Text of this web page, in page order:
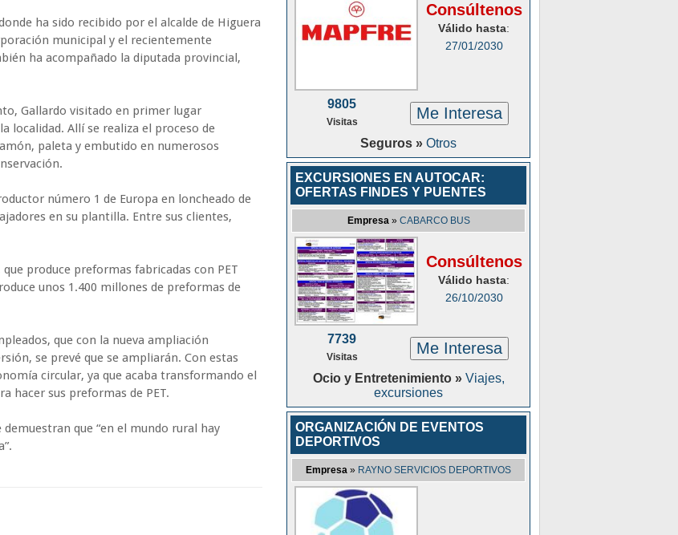
ha sido recibido por el alcalde de Higuera
municipal y el recientemente
ha acompañado la diputada provincial,
Gallardo visitado en primer lugar
localidad. Allí se realiza el proceso de
paleta y embutido en numerosos
número 1 de Europa en loncheado de
en su plantilla. Entre sus clientes,
produce preformas fabricadas con PET
unos 1.400 millones de preformas de
que con la nueva ampliación
se prevé que se ampliarán. Con estas
circular, ya que acaba transformando el
hacer sus preformas de PET.
que “en el mundo rural hay
Consúltenos
Válido hasta:
27/01/2030
9805
Visitas Me Interesa
Seguros » Otros
EXCURSIONES EN AUTOCAR:
OFERTAS FINDES Y PUENTES
Empresa» CABARCO BUS
Consúltenos
Válido hasta:
26/10/2030
7739
Visitas Me Interesa
Ocio y Entretenimiento » Viajes,
excursiones
ORGANIZACIÓN DE EVENTOS
DEPORTIVOS
Empresa » RAYNO SERVICIOS DEPORTIVOS